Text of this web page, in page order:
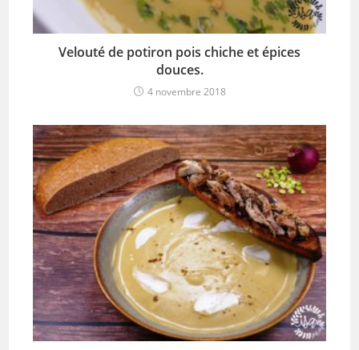
Velouté de potiron pois chiche et épices
douces.
4 novembre 2018